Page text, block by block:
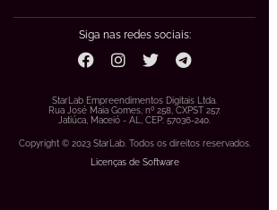
Siga nas redes sociais:
StarLab Empreendimentos Digitais Ltda.
Rua José Maia Gomes, nº 258, CXPST 257.
Jatiúca, Maceió - AL, CEP: 57036-240.
Copyright © 2023 StarLab. Todos os direitos reservados.
Licenças de Software